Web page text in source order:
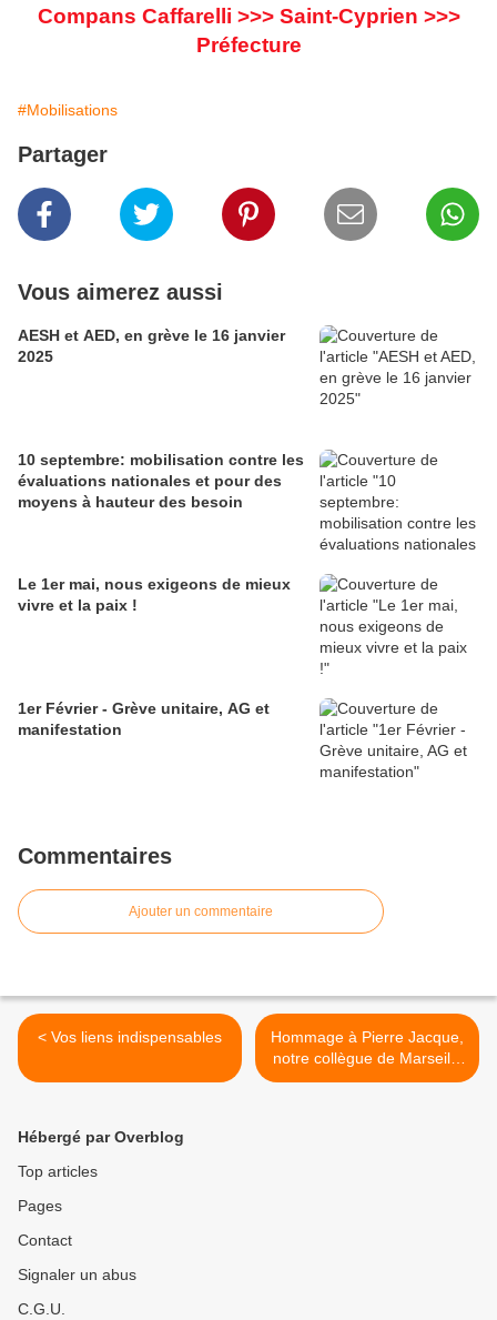
Compans Caffarelli >>> Saint-Cyprien >>>
Préfecture
#Mobilisations
Partager
Vous aimerez aussi
AESH et AED, en grève le 16 janvier
2025
10 septembre: mobilisation contre les
évaluations nationales et pour des
moyens à hauteur des besoin
Le 1er mai, nous exigeons de mieux
vivre et la paix !
1er Février - Grève unitaire, AG et
manifestation
Commentaires
Ajouter un commentaire
< Vos liens indispensables
Hommage à Pierre Jacque,
notre collègue de Marseille
>
Hébergé par Overblog
Top articles
Pages
Contact
Signaler un abus
C.G.U.